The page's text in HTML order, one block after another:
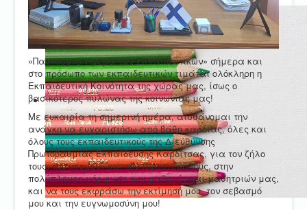
«Παγκόσμια Ημέρα των Εκπαιδευτικών» σήμερα και
στο πρόσωπο των εκπαιδευτικών τιμάται ολόκληρη η
Εκπαιδευτική Κοινότητα της χώρας μας, ίσως ο
βασικότερος πυλώνας της κοινωνίας μας!
Με ευκαιρία τη σημερινή ημέρα, αισθάνομαι την
ανάγκη να ευχαριστήσω από βάθη καρδίας, όλες και
όλους τους εκπαιδευτικούς της Διεύθυνσης
Πρωτοβάθμιας Εκπαίδευσης Καρδίτσας, για τον ζήλο
τους, την υπομονή και την αφοσίωσή τους, στην
πολύπλευρη μόρφωση των μαθητών και μαθητριών μας,
και να τους εκφράσω την εκτίμησή μου, τον σεβασμό
μου και την ευγνωμοσύνη μου!